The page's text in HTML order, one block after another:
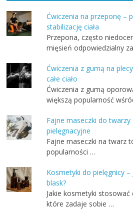
Ćwiczenia na przeponę –
stabilizację ciała
Przepona, często
mięsień odpowiedzialny
Ćwiczenia z gumą na
całe ciało
Ćwiczenia z gumą
większą popularność
Fajne maseczki do
pielęgnacyjne
Fajne maseczki na twarz
popularności …
Kosmetyki do pielęgnicy
blask?
Jakie kosmetyki
które zadaje sobie …